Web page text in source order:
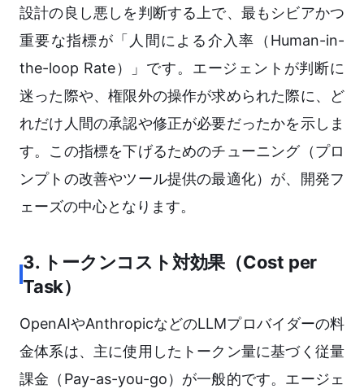
設計の良し悪しを判断する上で、最もシビアかつ
重要な指標が「人間による介入率（Human-in-
the-loop Rate）」です。エージェントが判断に
迷った際や、権限外の操作が求められた際に、ど
れだけ人間の承認や修正が必要だったかを示しま
す。この指標を下げるためのチューニング（プロ
ンプトの改善やツール提供の最適化）が、開発フ
ェーズの中心となります。
3. トークンコスト対効果（Cost per
Task）
OpenAIやAnthropicなどのLLMプロバイダーの料
金体系は、主に使用したトークン量に基づく従量
課金（Pay-as-you-go）が一般的です。エージェ